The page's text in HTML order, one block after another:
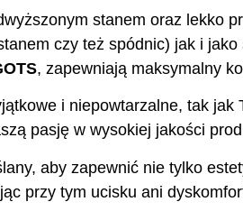
stanem oraz lekko
czy też spódnic) jak i
, zapewniają maksymalny
i niepowtarzalne, tak
pasję w wysokiej jakości
aby zapewnić nie tylko
przy tym ucisku ani